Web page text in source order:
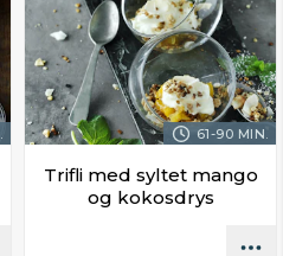
61-90 MIN.
Trifli med syltet mango
og kokosdrys